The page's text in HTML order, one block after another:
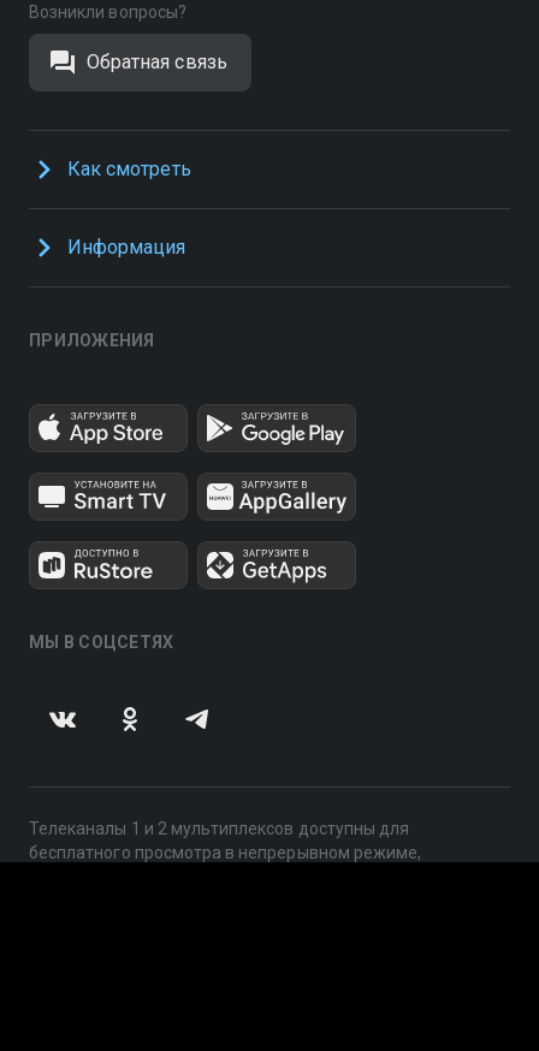
Возникли вопросы?
Обратная связь
Как смотреть
Информация
ПРИЛОЖЕНИЯ
МЫ В СОЦСЕТЯХ
Телеканалы 1 и 2 мультиплексов доступны для
бесплатного просмотра в непрерывном режиме,